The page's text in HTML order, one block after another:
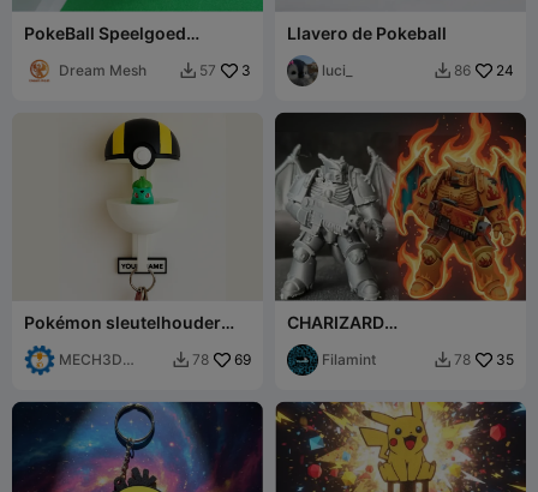
PokeBall Speelgoed
AllemaalDream Mesh  57 3
Llavero de Pokeball
luci_  86 24
Pokémon sleutelhouder
voor wandmontage -
Bulbasaur en Ultraball
MECH3D
 78 69
CHARIZARD
RUIMTEMARINIER
Filamint  78 35